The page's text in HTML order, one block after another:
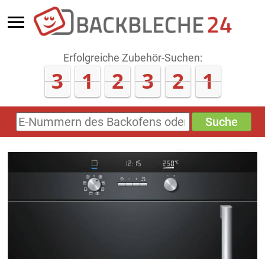
Erfolgreiche Zubehör-Suchen:
3 1 2 3 2 1
E-
Nummern
Zubehörs
Suche